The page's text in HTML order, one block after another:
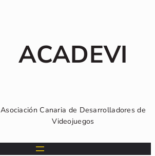
ACADEVI
Asociación Canaria de Desarrolladores de
Videojuegos